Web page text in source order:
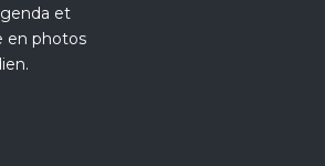
et
en photos